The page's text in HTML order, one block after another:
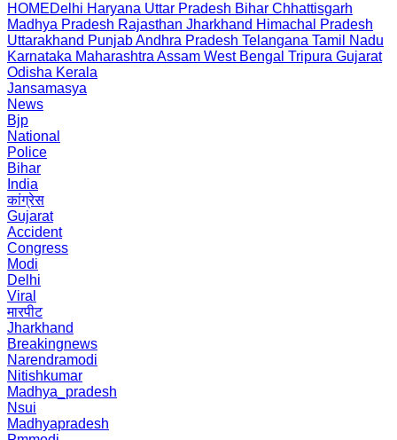
HOMEDelhi Haryana Uttar Pradesh Bihar Chhattisgarh
Madhya Pradesh Rajasthan Jharkhand Himachal Pradesh
Uttarakhand PunjabAndhra Pradesh Telangana Tamil Nadu
Karnataka Maharashtra Assam West Bengal Tripura Gujarat
Odisha Kerala
Jansamasya
News
Bjp
National
Police
Bihar
India
कांग्रेस
Gujarat
Accident
Congress
Modi
Delhi
Viral
मारपीट
Jharkhand
Breakingnews
Narendramodi
Nitishkumar
Madhya_pradesh
Nsui
Madhyapradesh